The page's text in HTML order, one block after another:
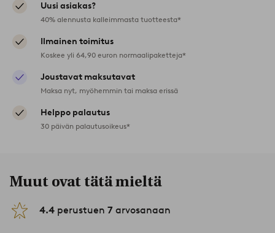
Uusi asiakas?
40% alennusta kalleimmasta tuotteesta*
Ilmainen toimitus
Koskee yli 64,90 euron normaalipaketteja*
Joustavat maksutavat
Maksa nyt, myöhemmin tai maksa erissä
Helppo palautus
30 päivän palautusoikeus*
Muut ovat tätä mieltä
4.4 perustuen 7 arvosanaan